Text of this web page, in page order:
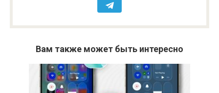
Вам также может быть интересно